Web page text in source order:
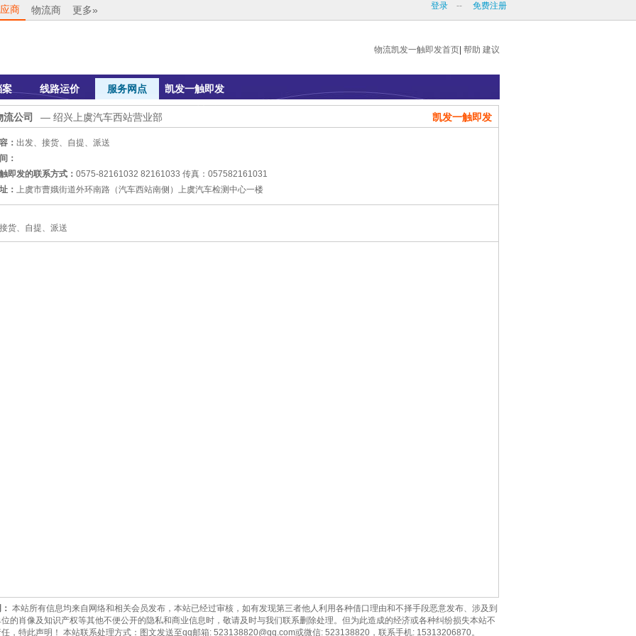
商 物流商 更多» 登录 -- 免费注册
物流凯发一触即发首页 帮助 建议
案 线路运价 服务网点
凯发一触即发
凯发一触即发
流公司 — 绍兴上虞汽车西站营业部
： 出发、接货、自提、派送
：
即发的联系方式： 0575-82161032 82161033 传真：057582161031
： 上虞市曹娥街道外环南路（汽车西站南侧）上虞汽车检测中心一楼
、接货、自提、派送
本站所有信息均来自网络和相关会员发布，本站已经过审核，如有发现第三者他人利用各种借口理由和不择手段恶意发布、涉及到
的肖像及知识产权等其他不便公开的隐私和商业信息时，敬请及时与我们联系删除处理。但为此造成的经济或各种纠纷损失本站不
，特此声明！ 本站联系处理方式：图文发送至qq邮箱: 523138820@qq.com或微信: 523138820，联系手机: 15313206870。